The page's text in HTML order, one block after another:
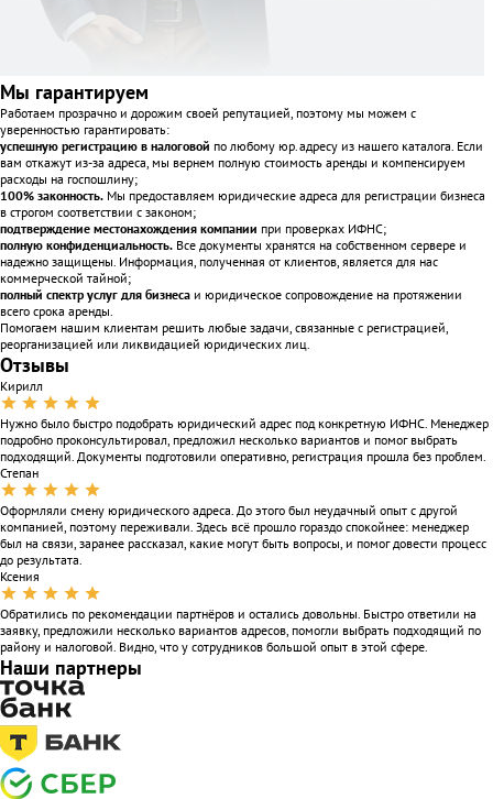
Мы гарантируем
Работаем прозрачно и дорожим своей репутацией, поэтому мы можем с
уверенностью гарантировать:
успешную регистрацию в налоговой по любому юр.адресу из нашего каталога. Если
вам откажут из-за адреса, мы вернем полную стоимость аренды и компенсируем
расходы на госпошлину;
100% законность. Мы предоставляем юридические адреса для регистрации бизнеса
в строгом соответствии с законом;
подтверждение местонахождения компании при проверках ИФНС;
полную конфиденциальность. Все документы хранятся на собственном сервере и
надежно защищены. Информация, полученная от клиентов, является для нас
коммерческой тайной;
полный спектр услуг для бизнеса и юридическое сопровождение на протяжении
всего срока аренды.
Помогаем нашим клиентам решить любые задачи, связанные с регистрацией,
реорганизацией или ликвидацией юридических лиц.
Отзывы
Кирилл
Нужно было быстро подобрать юридический адрес под конкретную ИФНС. Менеджер
подробно проконсультировал, предложил несколько вариантов и помог выбрать
подходящий. Документы подготовили оперативно, регистрация прошла без проблем.
Степан
Оформляли смену юридического адреса. До этого был неудачный опыт с другой
компанией, поэтому переживали. Здесь всё прошло гораздо спокойнее: менеджер
был на связи, заранее рассказал, какие могут быть вопросы, и помог довести процесс
до результата.
Ксения
Обратились по рекомендации партнёров и остались довольны. Быстро ответили на
заявку, предложили несколько вариантов адресов, помогли выбрать подходящий по
району и налоговой. Видно, что у сотрудников большой опыт в этой сфере.
Наши партнеры